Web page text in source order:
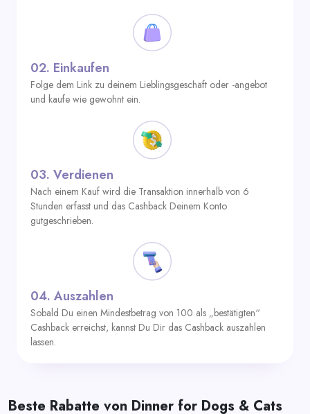
02. Einkaufen
Folge dem Link zu deinem Lieblingsgeschäft oder -angebot
und kaufe wie gewohnt ein.
03. Verdienen
Nach einem Kauf wird die Transaktion innerhalb von 6
Stunden erfasst und das Cashback Deinem Konto
gutgeschrieben.
04. Auszahlen
Sobald Du einen Mindestbetrag von 100 als „bestätigten“
Cashback erreichst, kannst Du Dir das Cashback auszahlen
lassen.
Beste Rabatte von Dinner for Dogs & Cats